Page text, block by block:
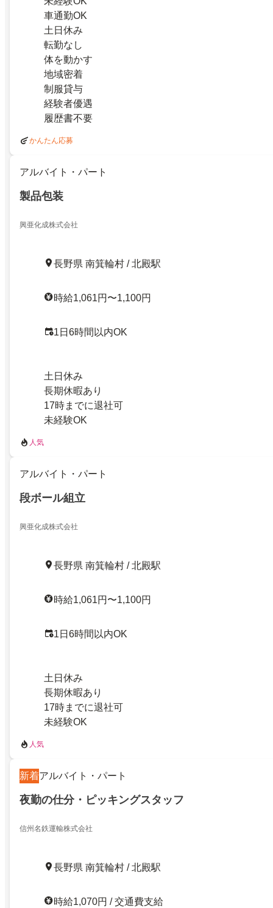
車通勤OK
土日休み
転勤なし
体を動かす
地域密着
制服貸与
経験者優遇
履歴書不要
かんたん応募
アルバイト・パート
製品包装
興亜化成株式会社
長野県 南箕輪村 / 北殿駅
時給1,061円〜1,100円
1日6時間以内OK
土日休み
長期休暇あり
17時までに退社可
未経験OK
人気
アルバイト・パート
段ボール組立
興亜化成株式会社
長野県 南箕輪村 / 北殿駅
時給1,061円〜1,100円
1日6時間以内OK
土日休み
長期休暇あり
17時までに退社可
未経験OK
人気
新着アルバイト・パート
夜勤の仕分・ピッキングスタッフ
信州名鉄運輸株式会社
長野県 南箕輪村 / 北殿駅
時給1,070円 / 交通費支給